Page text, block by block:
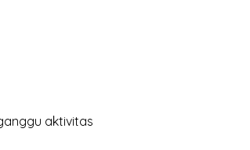
aktivitas